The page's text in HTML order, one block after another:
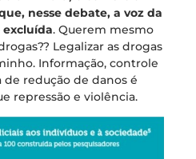
nesse debate, a voz da
. Querem mesmo
Legalizar as drogas
Informação, controle
redução de danos é
repressão e violência.